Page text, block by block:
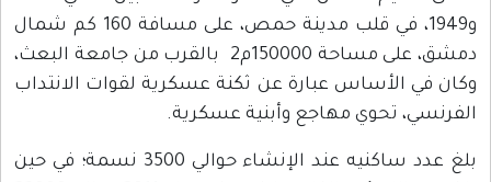
و1949، في قلب مدينة حمص، على مسافة 160 كم شمال
دمشق، على مساحة 150000م2 بالقرب من جامعة البعث،
وكان في الأساس عبارة عن ثكنة عسكرية لقوات الانتداب
الفرنسي، تحوي مهاجع وأبنية عسكرية.
بلغ عدد ساكنيه عند الإنشاء حوالي 3500 نسمة؛ في حين